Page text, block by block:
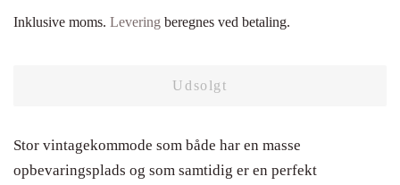
Inklusive moms. Levering beregnes ved betaling.
Udsolgt
Stor vintagekommode som både har en masse
opbevaringsplads og som samtidig er en perfekt